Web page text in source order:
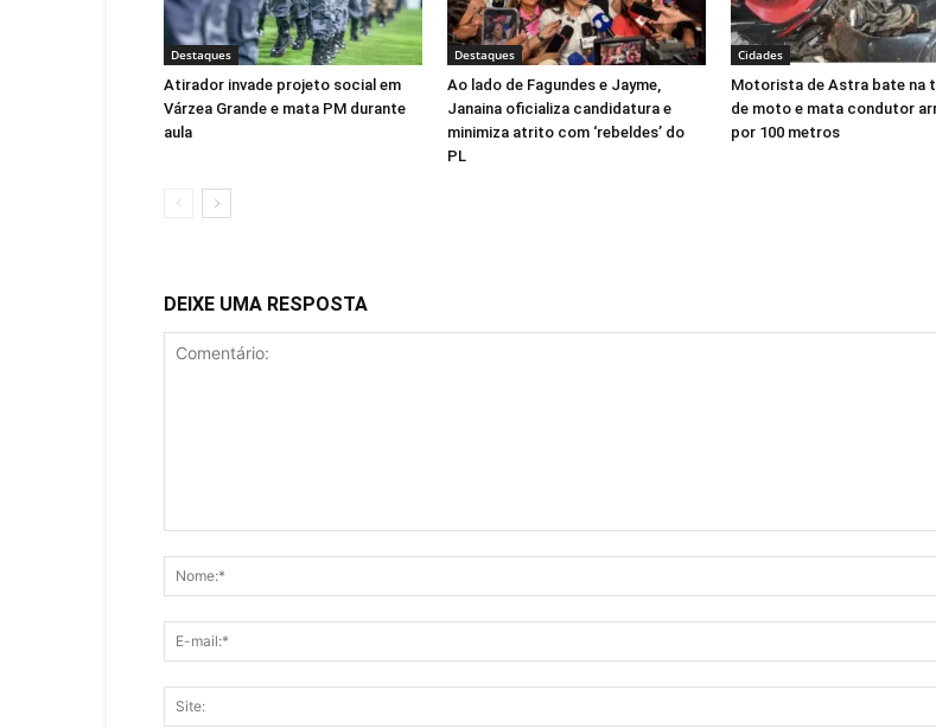
Destaques
Atirador invade projeto social em
Várzea Grande e mata PM durante
aula
Destaques
Ao lado de Fagundes e Jayme,
Janaina oficializa candidatura e
minimiza atrito com ‘rebeldes’ do
PL
Cidades
Motorista de Astra bate na
de moto e mata condutor
por 100 metros
DEIXE UMA RESPOSTA